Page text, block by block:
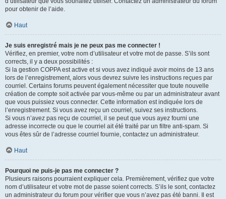
pour obtenir de l’aide.
Haut
Je suis enregistré mais je ne peux pas me connecter !
Vérifiez, en premier, votre nom d’utilisateur et votre mot de passe. S’ils sont
corrects, il y a deux possibilités :
Si la gestion COPPA est active et si vous avez indiqué avoir moins de 13 ans
lors de l’enregistrement, alors vous devrez suivre les instructions reçues par
courriel. Certains forums peuvent également nécessiter que toute nouvelle
création de compte soit activée par vous-même ou par un administrateur avant
que vous puissiez vous connecter. Cette information est indiquée lors de
l’enregistrement. Si vous avez reçu un courriel, suivez ses instructions.
Si vous n’avez pas reçu de courriel, il se peut que vous ayez fourni une
adresse incorrecte ou que le courriel ait été traité par un filtre anti-spam. Si
vous êtes sûr de l’adresse courriel fournie, contactez un administrateur.
Haut
Pourquoi ne puis-je pas me connecter ?
Plusieurs raisons pourraient expliquer cela. Premièrement, vérifiez que votre
nom d’utilisateur et votre mot de passe soient corrects. S’ils le sont, contactez
un administrateur du forum pour vérifier que vous n’avez pas été banni. Il est